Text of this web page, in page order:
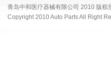
青岛中和医疗器械有限公司 2010 版
Copyright 2010 Auto Parts All Right